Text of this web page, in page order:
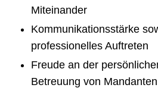
Miteinander
Kommunikationsstärke
professionelles Auftreten
Freude an der
Betreuung von Mandanten